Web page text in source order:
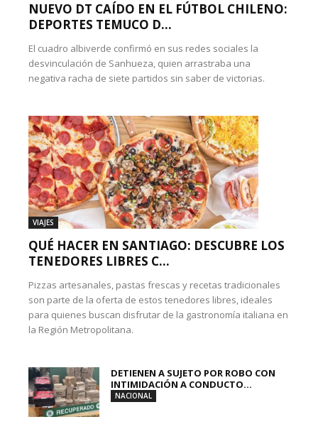
NUEVO DT CAÍDO EN EL FÚTBOL CHILENO:
DEPORTES TEMUCO D...
El cuadro albiverde confirmó en sus redes sociales la
desvinculación de Sanhueza, quien arrastraba una
negativa racha de siete partidos sin saber de victorias.
VIAJES
QUÉ HACER EN SANTIAGO: DESCUBRE LOS
TENEDORES LIBRES C...
Pizzas artesanales, pastas frescas y recetas tradicionales
son parte de la oferta de estos tenedores libres, ideales
para quienes buscan disfrutar de la gastronomía italiana en
la Región Metropolitana.
DETIENEN A SUJETO POR ROBO CON
INTIMIDACIÓN A CONDUCTO...
NACIONAL